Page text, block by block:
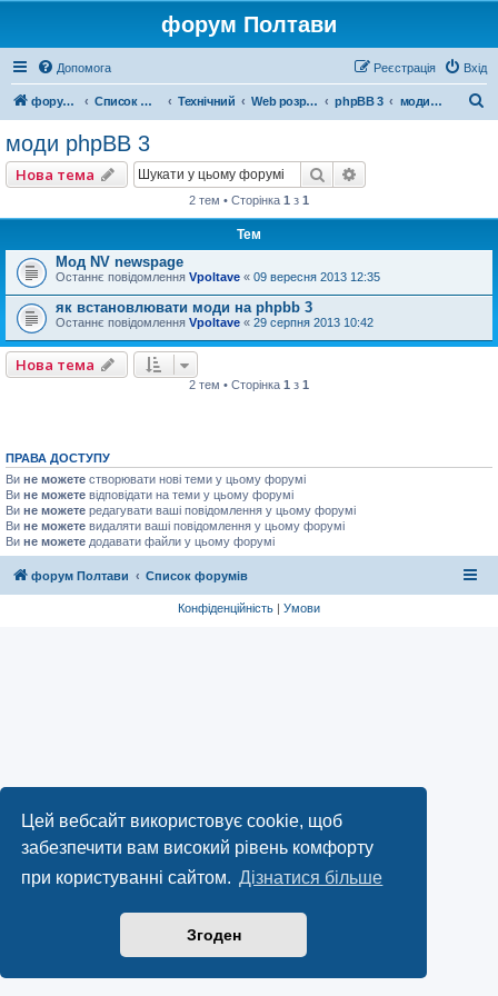
Цей вебсайт використовує cookie, щоб
забезпечити вам високий рівень комфорту
при користуванні сайтом. Дізнатися більше
Згоден
форум Полтави
Допомога Вхід
Реєстрація
форум Полтави Список форумів Технічний Web розробка phpBB 3 моди phpBB 3
моди phpBB 3
Нова тема Пошук
2 тем • Сторінка 1 з 1
Тем
Мод NV newspage
Останнє повідомлення Vpoltave « 09 вересня 2013 12:35
як встановлювати моди на phpbb 3
Останнє повідомлення Vpoltave « 29 серпня 2013 10:42
Нова тема
2 тем • Сторінка 1 з 1
ПРАВА ДОСТУПУ
Ви не можете створювати нові теми у цьому форумі
Ви не можете відповідати на теми у цьому форумі
Ви не можете редагувати ваші повідомлення у цьому форумі
Ви не можете видаляти ваші повідомлення у цьому форумі
Ви не можете додавати файли у цьому форумі
форум Полтави Список форумів
Конфіденційність | Умови